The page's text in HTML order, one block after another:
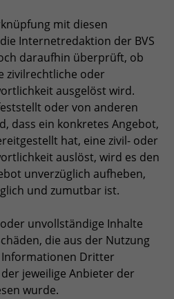
mit diesen
Internetredaktion der BVS
daraufhin überprüft, ob
zivilrechtliche oder
ausgelöst wird.
oder von anderen
dass ein konkretes Angebot,
hat, eine zivil- oder
auslöst, wird es den
unverzüglich aufheben,
und zumutbar ist.
unvollständige Inhalte
die aus der Nutzung
Dritter
jeweilige Anbieter der
wurde.